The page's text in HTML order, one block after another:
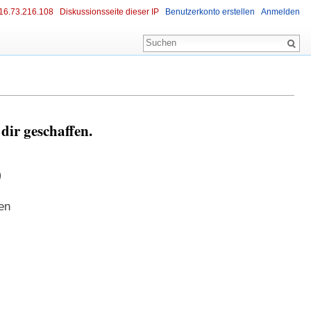
geschaffen.
Diskussionsseite dieser IP Benutzerkonto erstellen Anmelden